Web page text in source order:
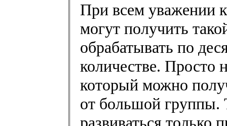
При всем уважении
могут получить
обрабатывать по
количестве. Просто
который можно
от большой группы.